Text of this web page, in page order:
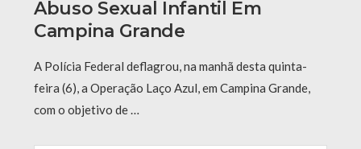
Abuso Sexual Infantil Em
Campina Grande
A Polícia Federal deflagrou, na manhã desta quinta-
feira (6), a Operação Laço Azul, em Campina Grande,
com o objetivo de …